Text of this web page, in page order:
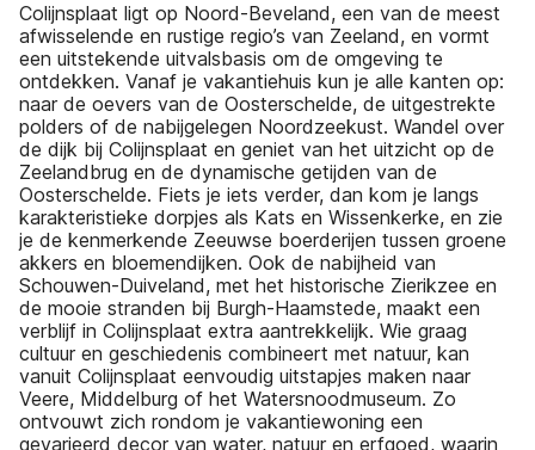
Colijnsplaat ligt op Noord-Beveland, een van de meest
afwisselende en rustige regio’s van Zeeland, en vormt
een uitstekende uitvalsbasis om de omgeving te
ontdekken. Vanaf je vakantiehuis kun je alle kanten op:
naar de oevers van de Oosterschelde, de uitgestrekte
polders of de nabijgelegen Noordzeekust. Wandel over
de dijk bij Colijnsplaat en geniet van het uitzicht op de
Zeelandbrug en de dynamische getijden van de
Oosterschelde. Fiets je iets verder, dan kom je langs
karakteristieke dorpjes als Kats en Wissenkerke, en zie
je de kenmerkende Zeeuwse boerderijen tussen groene
akkers en bloemendijken. Ook de nabijheid van
Schouwen-Duiveland, met het historische Zierikzee en
de mooie stranden bij Burgh-Haamstede, maakt een
verblijf in Colijnsplaat extra aantrekkelijk. Wie graag
cultuur en geschiedenis combineert met natuur, kan
vanuit Colijnsplaat eenvoudig uitstapjes maken naar
Veere, Middelburg of het Watersnoodmuseum. Zo
ontvouwt zich rondom je vakantiewoning een
gevarieerd decor van water, natuur en erfgoed, waarin